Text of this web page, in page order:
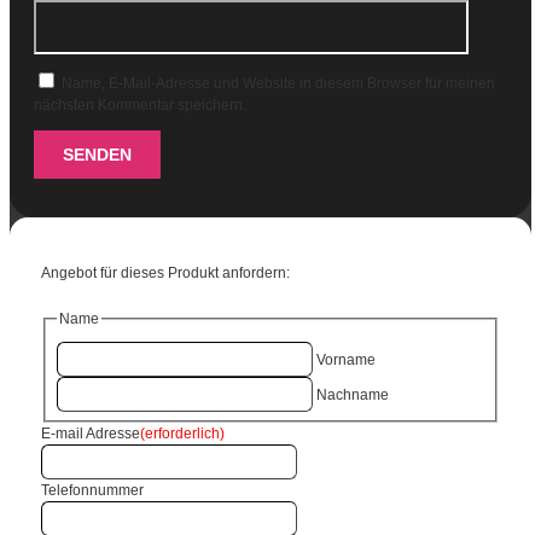
SENDEN
Angebot für dieses Produkt anfordern:
Name
Vorname
Nachname
E-mail Adresse(erforderlich)
Telefonnummer